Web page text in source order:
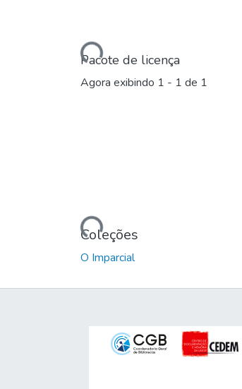
Carregando...Pacote de licença
Agora exibindo 1 - 1 de 1
Carregando...Coleções
O Imparcial